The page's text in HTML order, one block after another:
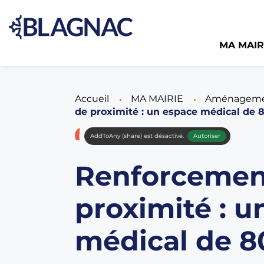
MA
Accueil MA MAIRIE
de proximité : un espace médical de
AddToAny (share) est désactivé. Autoriser
proximité :
médical de